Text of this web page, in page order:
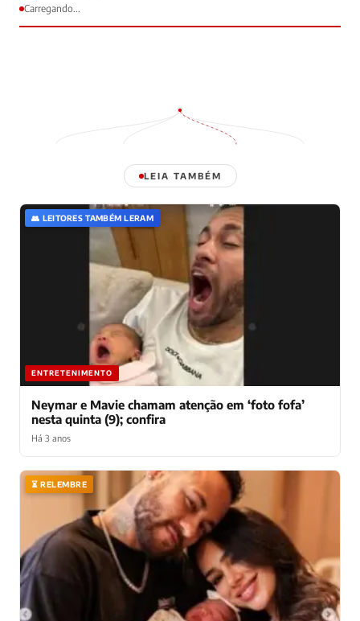
Carregando...
LEIA TAMBÉM
👥 LEITORES TAMBÉM LERAM
ENTRETENIMENTO
Neymar e Mavie chamam atenção em ‘foto fofa’
nesta quinta (9); confira
Há 3 anos
⏳ RELEMBRE